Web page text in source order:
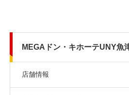
MEGAドン・キホーテUNY魚
店舗情報